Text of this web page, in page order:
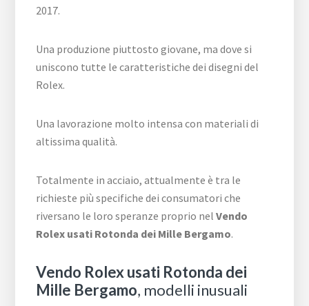
2017.
Una produzione piuttosto giovane, ma dove si
uniscono tutte le caratteristiche dei disegni del
Rolex.
Una lavorazione molto intensa con materiali di
altissima qualità.
Totalmente in acciaio, attualmente è tra le
richieste più specifiche dei consumatori che
riversano le loro speranze proprio nelVendo
Rolex usati Rotonda dei Mille Bergamo.
Vendo Rolex usati Rotonda dei
Mille Bergamo, modelli inusuali